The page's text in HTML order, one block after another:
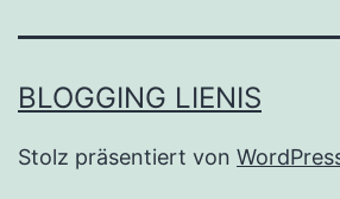
BLOGGING LIENIS
Stolz präsentiert von